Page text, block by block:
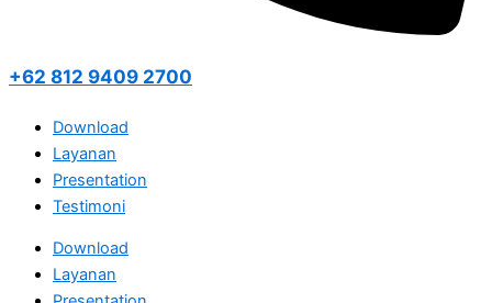
+62 812 9409 2700
Download
Layanan
Presentation
Testimoni
Download
Layanan